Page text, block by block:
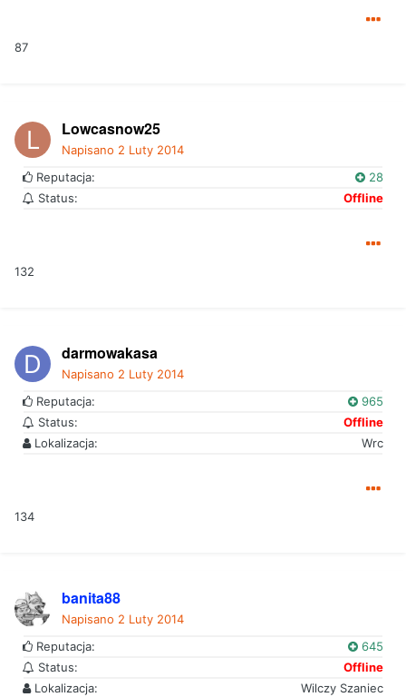
87
Lowcasnow25
Napisano 2 Luty 2014
Reputacja:
28
Status:
Offline
132
darmowakasa
Napisano 2 Luty 2014
Reputacja:
965
Status:
Offline
Lokalizacja:
Wrc
134
banita88
Napisano 2 Luty 2014
Reputacja:
645
Status:
Offline
Lokalizacja:
Wilczy Szaniec